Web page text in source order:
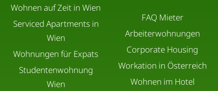
Wohnen auf Zeit in Wien
Serviced Apartments in
Wien
Wohnungen für Expats
Studentenwohnung
Wien
FAQ Mieter
Arbeiterwohnungen
Corporate Housing
Workation in Österreich
Wohnen im Hotel